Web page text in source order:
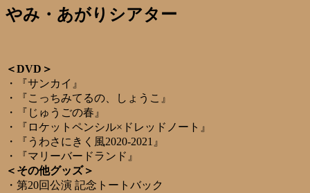
やみ・あがりシアター
＜DVD＞
・『サンカイ』
・『こっちみてるの、しょうこ』
・『じゅうごの春』
・『ロケットペンシル×ドレッドノート』
・『うわさにきく風2020-2021』
・『マリーバードランド』
＜その他グッズ＞
・第20回公演 記念トートバック